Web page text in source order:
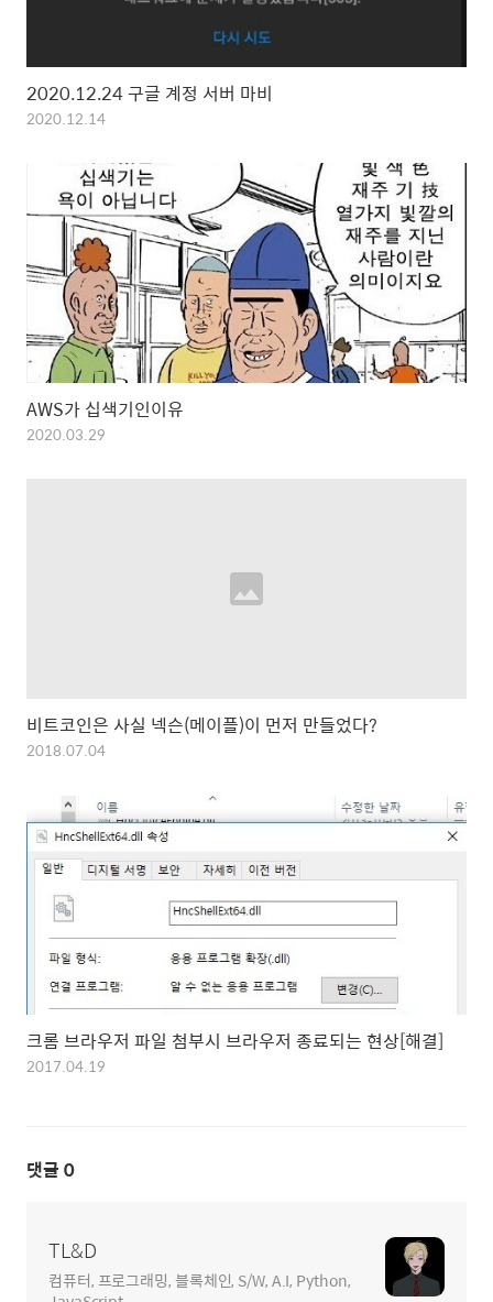
2020.12.24 구글 계정 서버 마비
2020.12.14
AWS가 십색기인이유
2020.03.29
비트코인은 사실 넥슨(메이플)이 먼저 만들었다?
2018.07.04
크롬 브라우저 파일 첨부시 브라우저 종료되는 현상[해결]
2017.04.19
댓글 0
TL&D
컴퓨터, 프로그래밍, 블록체인, S/W, A.I, Python,